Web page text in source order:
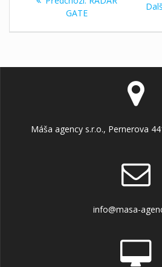
GATE
Máša agency s.r.o., Pernerova
info@masa-